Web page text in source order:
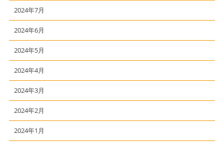
2024年7月
2024年6月
2024年5月
2024年4月
2024年3月
2024年2月
2024年1月